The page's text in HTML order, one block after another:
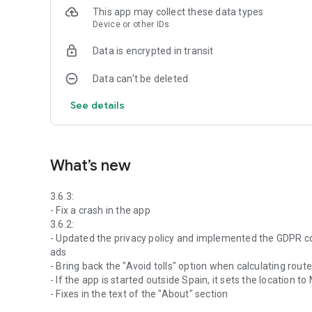
ordenarlas por precio o distancia.
- En las preferencias se puede cambiar el tipo de
otros parámetros (tipo de mapa, pantalla completa, etc).
actualizar el precio para parecer más baratas.
para la ubicación actual debes marcar de nuevo "Detectar
Los datos de las gasolineras son proporcionados por el
Esta aplicación está traducida al Gallego (por nosotros,
This app may collect these data types
Device or other IDs
Data is encrypted in transit
Data can’t be deleted
See details
What’s new
3.6.3:
- Fix a crash in the app
3.6.2:
- Updated the privacy policy and implemented the
ads
- Bring back the "Avoid tolls" option when calculating
- If the app is started outside Spain, it sets the location
- Fixes in the text of the "About" section